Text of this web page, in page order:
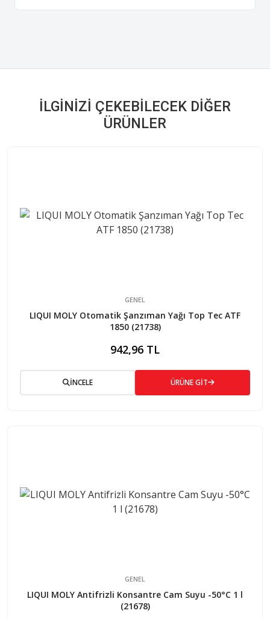
İLGINIZI ÇEKEBILECEK DIĞER
ÜRÜNLER
GENEL
LIQUI MOLY Otomatik Şanzıman Yağı Top Tec ATF
1850 (21738)
942,96 TL
İNCELE ÜRÜNE GİT
GENEL
LIQUI MOLY Antifrizli Konsantre Cam Suyu -50°C 1 l
(21678)